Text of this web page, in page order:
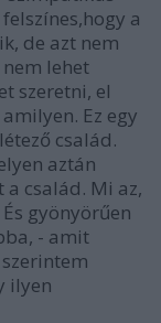
a
de azt nem
lehet
szeretni, el
Ez egy
család.
aztán
család. Mi az,
gyönyörűen
- amit
ilyen